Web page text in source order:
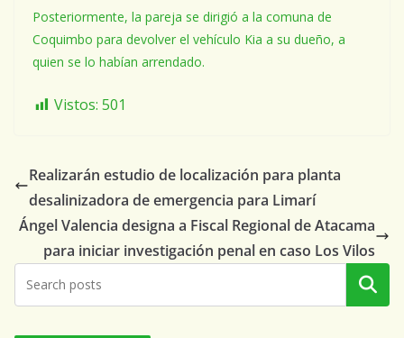
Posteriormente, la pareja se dirigió a la comuna de
Coquimbo para devolver el vehículo Kia a su dueño, a
quien se lo habían arrendado.
Vistos: 501
Realizarán estudio de localización para planta
desalinizadora de emergencia para Limarí
Ángel Valencia designa a Fiscal Regional de Atacama
para iniciar investigación penal en caso Los Vilos
Buscar